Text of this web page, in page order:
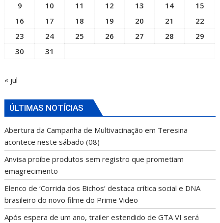
9
10 11 12 13 14
15
16
17 18 19 20 21
22
23
24 25 26 27 28
29
30
31
« jul
ÚLTIMAS NOTÍCIAS
Abertura da Campanha de Multivacinação em Teresina
acontece neste sábado (08)
Anvisa proíbe produtos sem registro que prometiam
emagrecimento
Elenco de ‘Corrida dos Bichos’ destaca crítica social e DNA
brasileiro do novo filme do Prime Video
Após espera de um ano, trailer estendido de GTA VI será